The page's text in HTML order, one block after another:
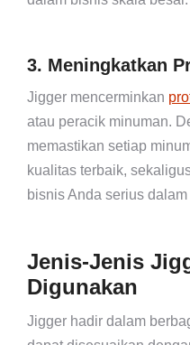
3. Meningkatkan
Jigger mencerminkan
atau peracik minuman.
memastikan setiap
kualitas terbaik,
bisnis Anda serius
Jenis-Jenis
Digunakan
Jigger hadir dalam